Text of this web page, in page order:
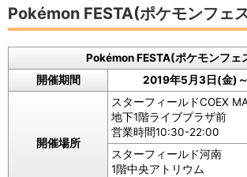
Pokémon FESTA(ポケモンフェ
Pokémon FESTA(ポケモンフェ
開催期間
2019年5月3日(金)
開催場所
スターフィールドCOEX
地下1階ライブプラザ前
営業時間10:30-22:00
スターフィールド河南
1階中央アトリウム